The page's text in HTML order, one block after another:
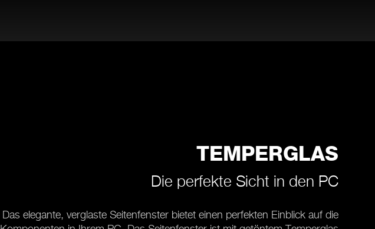
TEMPERGLAS
Die perfekte Sicht in den PC
Das elegante, verglaste Seitenfenster bietet einen perfekten Einblick auf die